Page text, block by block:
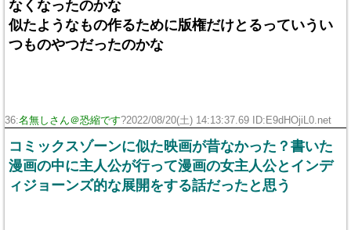
なくなったのかな
似たようなもの作るために版権だけとるっていうい
つものやつだったのかな
36:名無しさん＠恐縮です?2022/08/20(土) 14:13:37.69 ID:E9dHOjiL0.net
コミックスゾーンに似た映画が昔なかった？書いた
漫画の中に主人公が行って漫画の女主人公とインデ
ィジョーンズ的な展開をする話だったと思う